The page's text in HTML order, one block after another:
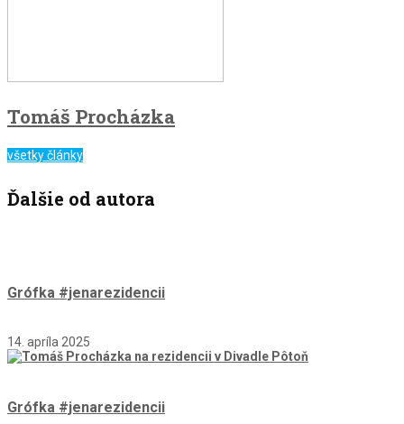
Tomáš Procházka
všetky články
Ďalšie od autora
Grófka #jenarezidencii
14. apríla 2025
Grófka #jenarezidencii